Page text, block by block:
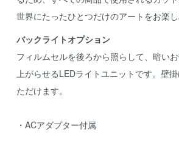
世界にたったひとつだけのアートをお楽し
バックライトオプション
フィルムセルを後ろから照らして、暗い
上がらせるLEDライトユニットです。壁
ただけます。
・ACアダプター付属